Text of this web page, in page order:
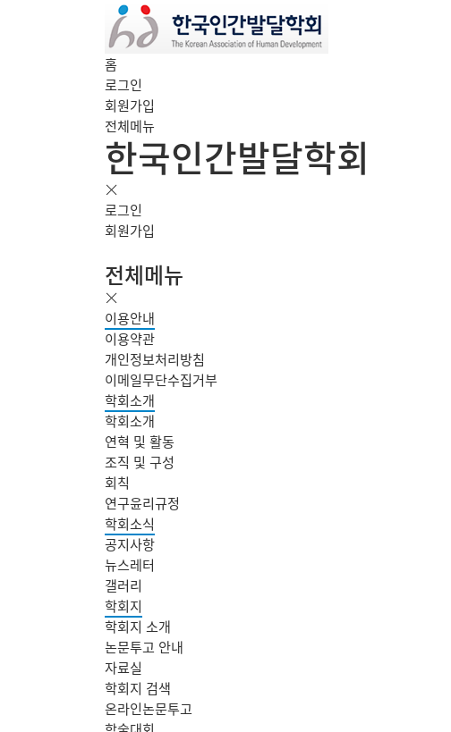
홈
로그인
회원가입
전체메뉴
한국인간발달학회
로그인
회원가입
전체메뉴
이용안내
이용약관
개인정보처리방침
이메일무단수집거부
학회소개
학회소개
연혁 및 활동
조직 및 구성
회칙
연구윤리규정
학회소식
공지사항
뉴스레터
갤러리
학회지
학회지 소개
논문투고 안내
자료실
학회지 검색
온라인논문투고